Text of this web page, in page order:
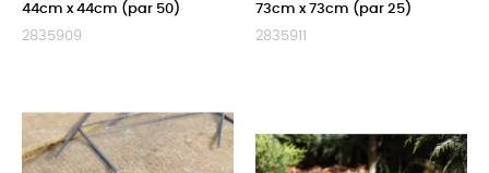
44cm x 44cm (par 50)
2835909
73cm x 73cm (par 25)
2835911